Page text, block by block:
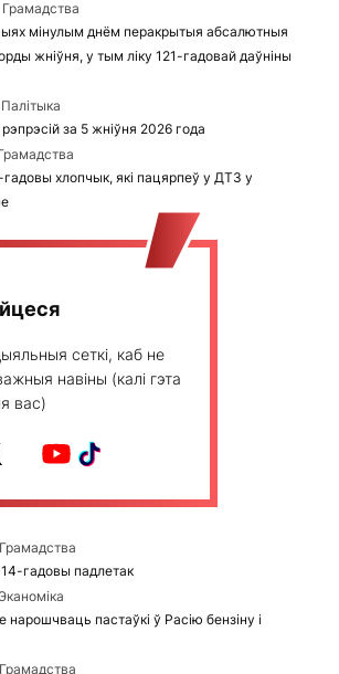
Грамадства
мінулым днём перакрытыя абсалютныя
жніўня, у тым ліку 121-гадовай даўніны
Палітыка
за 5 жніўня 2026 года
хлопчык, які пацярпеў у ДТЗ у
сеткі, каб не
навіны (калі гэта
вас)
Грамадства
гадовы падлетак
пастаўкі ў Расію бензіну і
Грамадства